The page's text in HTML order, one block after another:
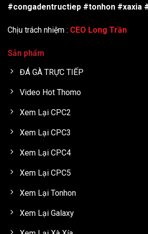
#congadentructiep #tonhon #xaxia
Chịu trách nhiệm : CEO Long Trần
Sản phẩm
ĐÁ GÀ TRỰC TIẾP
Video Hot Thomo
Xem Lại CPC2
Xem Lại CPC3
Xem Lại CPC4
Xem Lại CPC5
Xem Lại Tonhon
Xem Lại Galaxy